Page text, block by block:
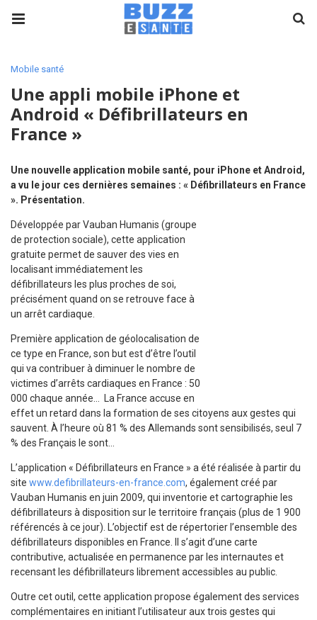
Mobile santé
Une appli mobile iPhone et
Android « Défibrillateurs en
France »
Une nouvelle application mobile santé, pour iPhone et Android,
a vu le jour ces dernières semaines : « Défibrillateurs en France
». Présentation.
Développée par Vauban Humanis (groupe
de protection sociale), cette application
gratuite permet de sauver des vies en
localisant immédiatement les
défibrillateurs les plus proches de soi,
précisément quand on se retrouve face à
un arrêt cardiaque.
Première application de géolocalisation de
ce type en France, son but est d’être l’outil
qui va contribuer à diminuer le nombre de
victimes d’arrêts cardiaques en France : 50
000 chaque année… La France accuse en
effet un retard dans la formation de ses citoyens aux gestes qui
sauvent. À l’heure où 81 % des Allemands sont sensibilisés, seul 7
% des Français le sont…
L’application « Défibrillateurs en France » a été réalisée à partir du
site www.defibrillateurs-en-france.com, également créé par
Vauban Humanis en juin 2009, qui inventorie et cartographie les
défibrillateurs à disposition sur le territoire français (plus de 1 900
référencés à ce jour). L’objectif est de répertorier l’ensemble des
défibrillateurs disponibles en France. Il s’agit d’une carte
contributive, actualisée en permanence par les internautes et
recensant les défibrillateurs librement accessibles au public.
Outre cet outil, cette application propose également des services
complémentaires en initiant l’utilisateur aux trois gestes qui